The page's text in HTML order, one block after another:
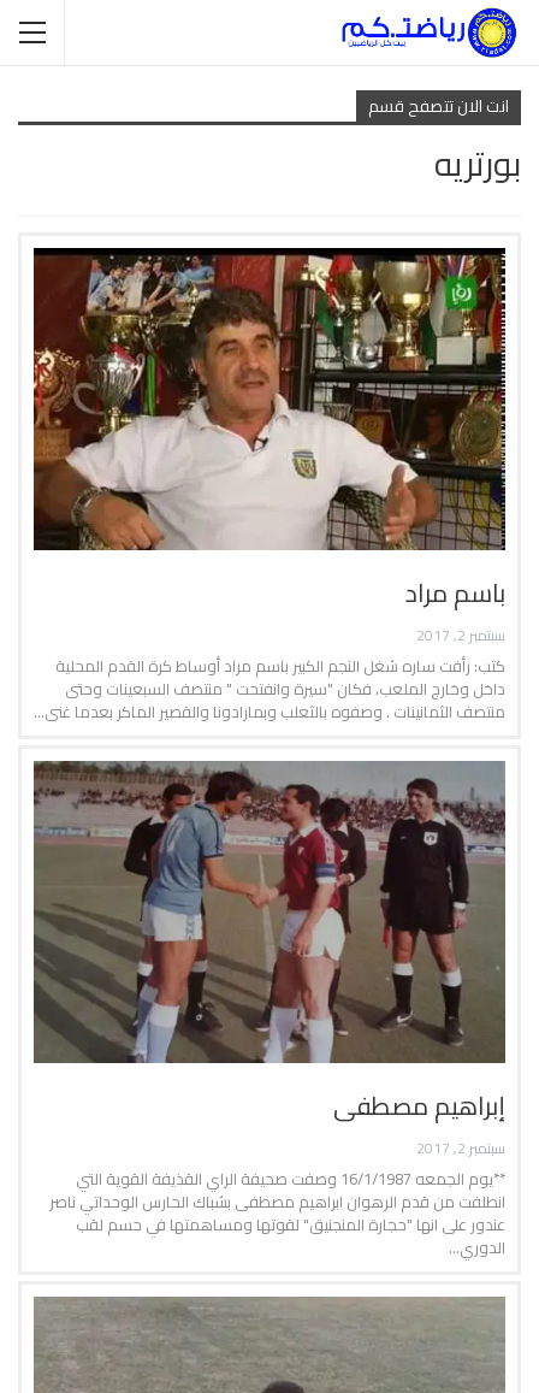
انت الان تتصفح قسم
بورتريه
باسم مراد
سبتمبر 2, 2017
كتب: رأفت ساره شغل النجم الكبير باسم مراد أوساط كرة القدم المحلية
داخل وخارج الملعب، فكان "سيرة وانفتحت " منتصف السبعينات وحتى
منتصف الثمانينات . وصفوه بالثعلب وبمارادونا والقصير الماكر بعدما غنى…
إبراهيم مصطفى
سبتمبر 2, 2017
**يوم الجمعه 16/1/1987 وصفت صحيفة الراي القذيفة القوية التي
انطلفت من قدم الرهوان ابراهيم مصطفى بشباك الحارس الوحداتي ناصر
عندور على انها "حجارة المنجنيق" لقوتها ومساهمتها في حسم لقب
الدوري…